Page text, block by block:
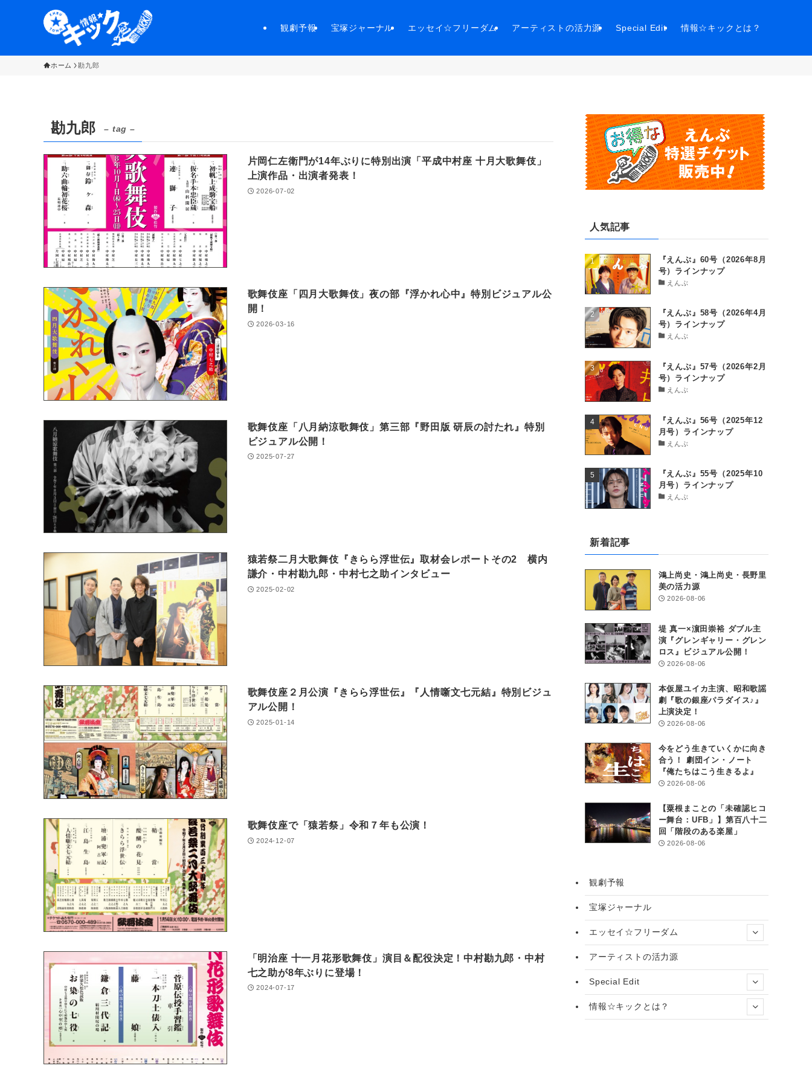
観劇予報 宝塚ジャーナル エッセイ☆フリーダム アーティストの活力源 Special Edit 情報☆キックとは？
ホーム 勘九郎
勘九郎 – tag –
片岡仁左衛門が14年ぶりに特別出演「平成中村座 十月大歌舞伎」
上演作品・出演者発表！
2026-07-02
歌舞伎座「四月大歌舞伎」夜の部『浮かれ心中』特別ビジュアル公
開！
2026-03-16
歌舞伎座「八月納涼歌舞伎」第三部『野田版 研辰の討たれ』特別
ビジュアル公開！
2025-07-27
猿若祭二月大歌舞伎『きらら浮世伝』取材会レポートその2 横内
謙介・中村勘九郎・中村七之助インタビュー
2025-02-02
歌舞伎座２月公演『きらら浮世伝』『人情噺文七元結』特別ビジュ
アル公開！
2025-01-14
歌舞伎座で「猿若祭」令和７年も公演！
2024-12-07
「明治座 十一月花形歌舞伎」演目＆配役決定！中村勘九郎・中村
七之助が8年ぶりに登場！
2024-07-17
人気記事
『えんぶ』60号（2026年8月
号）ラインナップ
えんぶ
『えんぶ』58号（2026年4月
号）ラインナップ
えんぶ
『えんぶ』57号（2026年2月
号）ラインナップ
えんぶ
『えんぶ』56号（2025年12
月号）ラインナップ
えんぶ
『えんぶ』55号（2025年10
月号）ラインナップ
えんぶ
新着記事
鴻上尚史・鴻上尚史・長野里
美の活力源
2026-08-06
堤 真一×濵田崇裕 ダブル主
演『グレンギャリー・グレン
ロス』ビジュアル公開！
2026-08-06
本仮屋ユイカ主演、昭和歌謡
劇『歌の銀座パラダイス♪』
上演決定！
2026-08-06
今をどう生きていくかに向き
合う！ 劇団イン・ノート
『俺たちはこう生きるよ』
2026-08-06
【粟根まことの「未確認ヒコ
ー舞台：UFB」】第百八十二
回「階段のある楽屋」
2026-08-06
観劇予報
宝塚ジャーナル
エッセイ☆フリーダム
アーティストの活力源
Special Edit
情報☆キックとは？